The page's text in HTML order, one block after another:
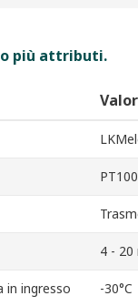
più attributi.
PT100
4 - 20
in ingresso -30°C